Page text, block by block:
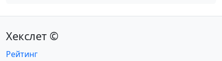
Хекслет ©
Рейтинг